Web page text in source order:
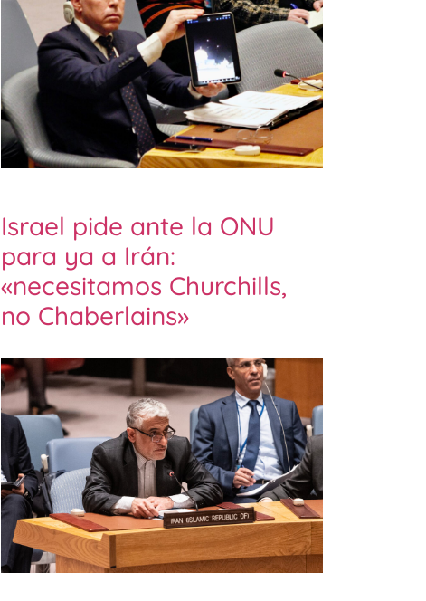
Israel pide ante la ONU
para ya a Irán:
«necesitamos Churchills,
no Chaberlains»